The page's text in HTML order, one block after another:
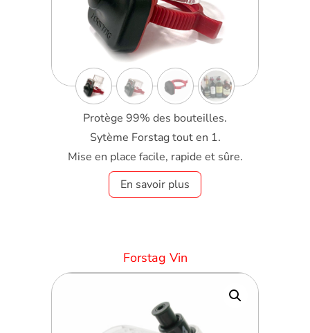
Protège 99% des bouteilles.
Sytème Forstag tout en 1.
Mise en place facile, rapide et sûre.
En savoir plus
Forstag Vin